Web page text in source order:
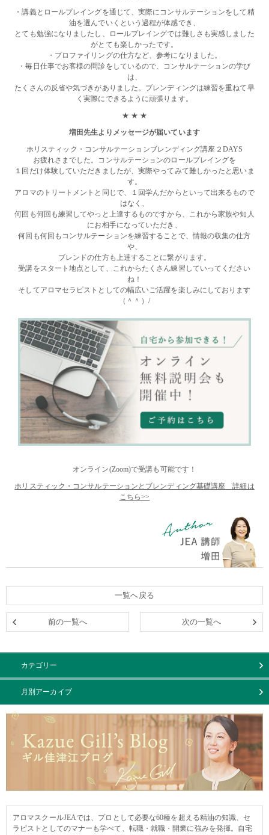
・講義とロールプレイングを通じて、実際にコンサルテーションをして精
油を選んでいくという過程が体感でき、
とても勉強になりましたし、ロールプレイングでは難しさも実感しました
がとても楽しかったです。
・プロファイリングの仕方など、参考になりました。
・毎日仕事でお客様の問診をしているので、コンサルテーションの学び
は、
たくさんの反省や気づきがありました。ブレンディングは練習を重ねて早
く実際にできるように頑張ります。
★ ★ ★
増田先生よりメッセージが届いています
ホリスティック・コンサルテーションブレンディング講座２DAYS
お疲れさまでした。コンサルテーションのロールプレイングを
１回だけ体験していただきましたが、実際やってみて難しかったと思いま
す。
アロマのトリートメントと同じで、１回学んだからといって出来るもので
はなく、
何回も何回も練習してやっと上達するものですから、これから家族や知人
にお相手になっていただき、
何回も何回もコンサルテーションを練習することで、情報の収集の仕方
や、
ブレンドの仕方も上達することに繋がります。
受講をスタート地点として、これからたくさん練習していってください
ね！
そしてアロマセラピストとしての幅広いご活躍を楽しみにしております
（＾＾）/
オンライン(Zoom)で受講も可能です！
ホリスティック・コンサルテーションとブレンディング基礎講座 詳細は
こちら>>
前の一覧へ 次の一覧へ
一覧へ戻る
カテゴリー
月別アーカイブ
アロマスクールJEAでは、プロとして必要な60種を超える精油の知識、セ
ラピストとしてのマナーも学べて、転職・就職・開業に強みを発揮。自宅